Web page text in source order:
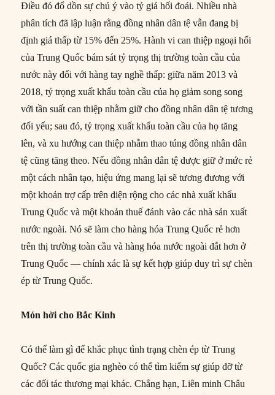
Điều đó đổ dồn sự chú ý vào tỷ giá hối đoái. Nhiều nhà
phân tích đã lập luận rằng đồng nhân dân tệ vẫn đang bị
định giá thấp từ 15% đến 25%. Hành vi can thiệp ngoại hối
của Trung Quốc bám sát tỷ trọng thị trường toàn cầu của
nước này đối với hàng tay nghề thấp: giữa năm 2013 và
2018, tỷ trọng xuất khẩu toàn cầu của họ giảm song song
với tần suất can thiệp nhằm giữ cho đồng nhân dân tệ tương
đối yếu; sau đó, tỷ trọng xuất khẩu toàn cầu của họ tăng
lên, và xu hướng can thiệp nhằm thao túng đồng nhân dân
tệ cũng tăng theo. Nếu đồng nhân dân tệ được giữ ở mức rẻ
một cách nhân tạo, hiệu ứng mang lại sẽ tương đương với
một khoản trợ cấp trên diện rộng cho các nhà xuất khẩu
Trung Quốc và một khoản thuế đánh vào các nhà sản xuất
nước ngoài. Nó sẽ làm cho hàng hóa Trung Quốc rẻ hơn
trên thị trường toàn cầu và hàng hóa nước ngoài đắt hơn ở
Trung Quốc — chính xác là sự kết hợp giúp duy trì sự chèn
ép từ Trung Quốc.
Món hời cho Bắc Kinh
Có thể làm gì để khắc phục tình trạng chèn ép từ Trung
Quốc? Các quốc gia nghèo có thể tìm kiếm sự giúp đỡ từ
các đối tác thương mại khác. Chẳng hạn, Liên minh Châu